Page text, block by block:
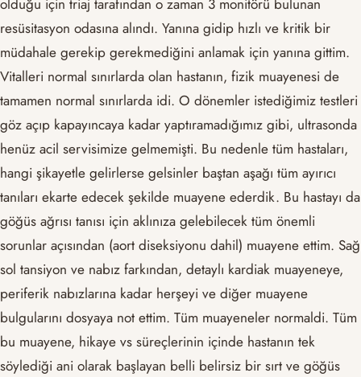
olduğu için triaj tarafından o zaman 3 monitörü bulunan
resüsitasyon odasına alındı. Yanına gidip hızlı ve kritik bir
müdahale gerekip gerekmediğini anlamak için yanına gittim.
Vitalleri normal sınırlarda olan hastanın, fizik muayenesi de
tamamen normal sınırlarda idi. O dönemler istediğimiz testleri
göz açıp kapayıncaya kadar yaptıramadığımız gibi, ultrasonda
henüz acil servisimize gelmemişti. Bu nedenle tüm hastaları,
hangi şikayetle gelirlerse gelsinler baştan aşağı tüm ayırıcı
tanıları ekarte edecek şekilde muayene ederdik. Bu hastayı da
göğüs ağrısı tanısı için aklınıza gelebilecek tüm önemli
sorunlar açısından (aort diseksiyonu dahil) muayene ettim. Sağ
sol tansiyon ve nabız farkından, detaylı kardiak muayeneye,
periferik nabızlarına kadar herşeyi ve diğer muayene
bulgularını dosyaya not ettim. Tüm muayeneler normaldi. Tüm
bu muayene, hikaye vs süreçlerinin içinde hastanın tek
söylediği ani olarak başlayan belli belirsiz bir sırt ve göğüs